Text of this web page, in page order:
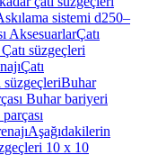
sistemi d250–
AksesuarlarÇatı
süzgeçleri
Çatı
süzgeçleriBuhar
Buhar bariyeri
Aşağıdakilerin
10 x 10